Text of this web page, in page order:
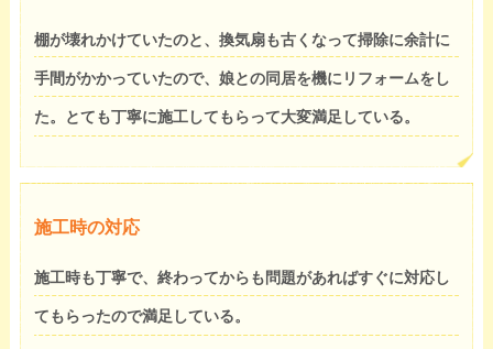
棚が壊れかけていたのと、換気扇も古くなって掃除に余計に
手間がかかっていたので、娘との同居を機にリフォームをし
た。とても丁寧に施工してもらって大変満足している。
施工時の対応
施工時も丁寧で、終わってからも問題があればすぐに対応し
てもらったので満足している。